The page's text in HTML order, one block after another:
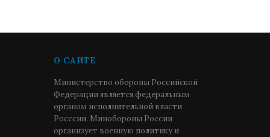
О САЙТЕ
Министерство обороны Российской
Федерации является федеральным
органом исполнительной власти
Росссии. Минобороны России
организует военную политику и